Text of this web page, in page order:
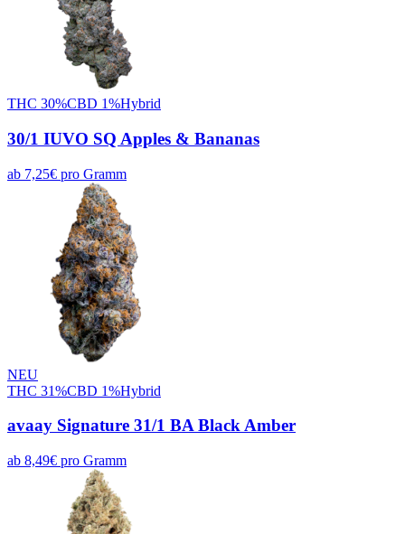
THC 30%CBD 1%Hybrid
30/1 IUVO SQ Apples & Bananas
ab 7,25€ pro Gramm
NEU
THC 31%CBD 1%Hybrid
avaay Signature 31/1 BA Black Amber
ab 8,49€ pro Gramm